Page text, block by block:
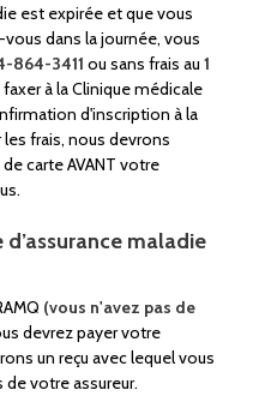
est expirée et que vous
dans la journée, vous
864-3411 ou sans frais au1
à la Clinique médicale
d'inscription à la
les frais, nous devrons
carte AVANT votre
d’assurance maladie
(vous n'avez pas de
devrez payer votre
un reçu avec lequel vous
de votre assureur.